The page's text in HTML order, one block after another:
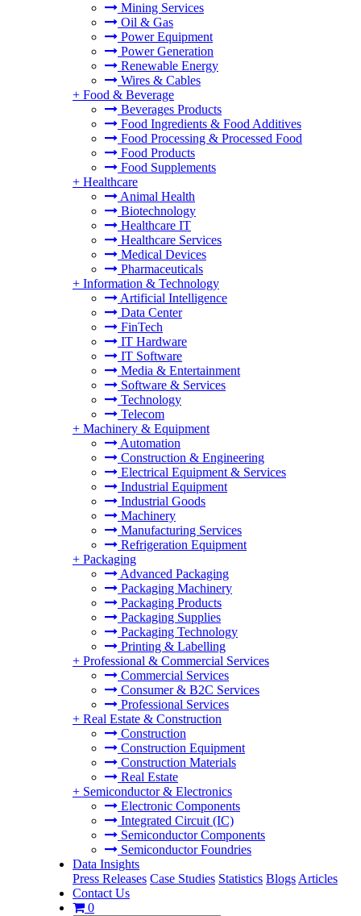
Mining Services
Oil & Gas
Power Equipment
Power Generation
Renewable Energy
Wires & Cables
+ Food & Beverage
Beverages Products
Food Ingredients & Food Additives
Food Processing & Processed Food
Food Products
Food Supplements
+ Healthcare
Animal Health
Biotechnology
Healthcare IT
Healthcare Services
Medical Devices
Pharmaceuticals
+ Information & Technology
Artificial Intelligence
Data Center
FinTech
IT Hardware
IT Software
Media & Entertainment
Software & Services
Technology
Telecom
+ Machinery & Equipment
Automation
Construction & Engineering
Electrical Equipment & Services
Industrial Equipment
Industrial Goods
Machinery
Manufacturing Services
Refrigeration Equipment
+ Packaging
Advanced Packaging
Packaging Machinery
Packaging Products
Packaging Supplies
Packaging Technology
Printing & Labelling
+ Professional & Commercial Services
Commercial Services
Consumer & B2C Services
Professional Services
+ Real Estate & Construction
Construction
Construction Equipment
Construction Materials
Real Estate
+ Semiconductor & Electronics
Electronic Components
Integrated Circuit (IC)
Semiconductor Components
Semiconductor Foundries
Data Insights
Press Releases Case Studies Statistics Blogs Articles
Contact Us
0